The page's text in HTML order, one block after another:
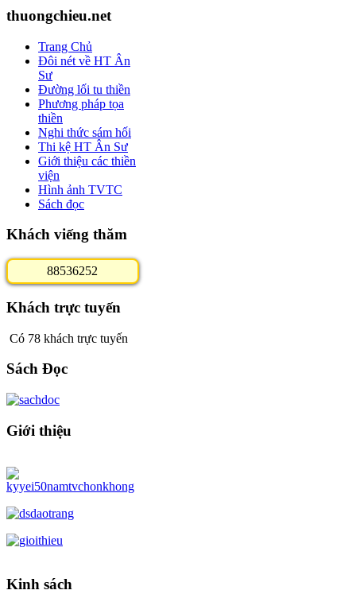
thuongchieu.net
Trang Chủ
Đôi nét về HT Ân
Sư
Đường lối tu thiền
Phương pháp tọa
thiền
Nghi thức sám hối
Thi kệ HT Ân Sư
Giới thiệu các thiền
viện
Hình ảnh TVTC
Sách đọc
Khách viếng thăm
88536252
Khách trực tuyến
Có 78 khách trực tuyến
Sách Đọc
Giới thiệu
Kinh sách